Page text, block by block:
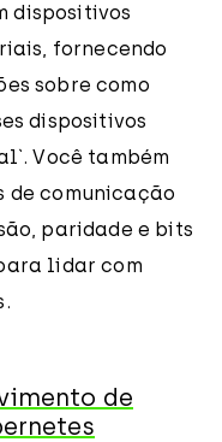
dispositivos
fornecendo
sobre como
dispositivos
Você também
de comunicação
paridade e bits
lidar com
de